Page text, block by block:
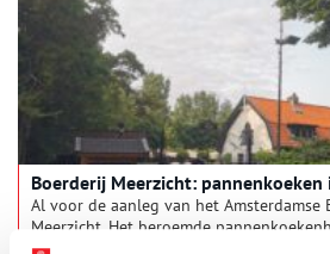
Boerderij Meerzicht: pannenkoeken
Al voor de aanleg van het Amsterdamse
Meerzicht. Het beroemde
negentiende eeuw, toen het nog een